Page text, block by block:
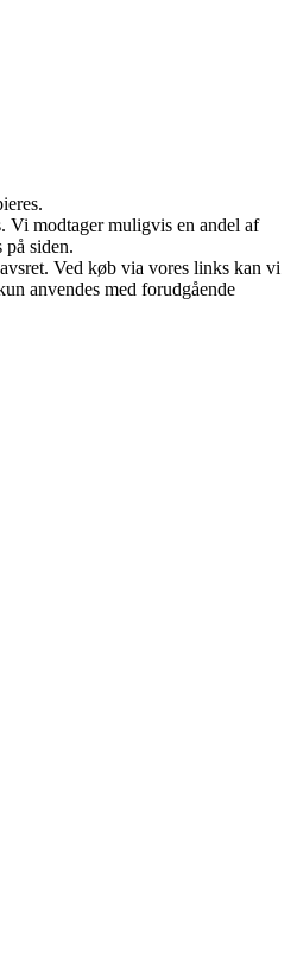
Vi modtager muligvis en andel af
på siden.
Ved køb via vores links kan vi
anvendes med forudgående